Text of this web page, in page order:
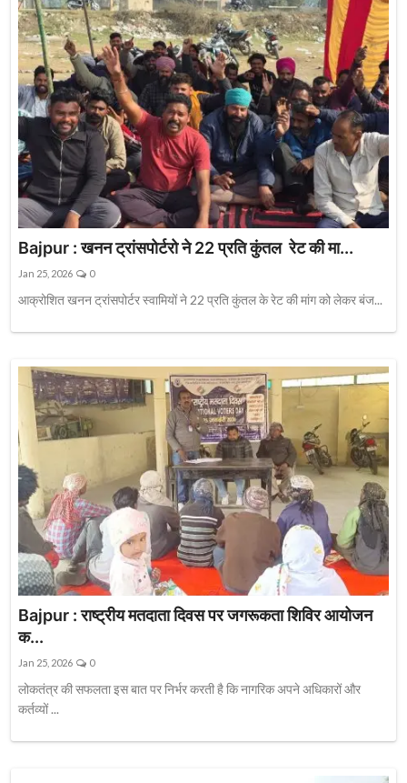
Bajpur : खनन ट्रांसपोर्टरो ने 22 प्रति कुंतल रेट की मा...
Jan 25, 2026 0
आक्रोशित खनन ट्रांसपोर्टर स्वामियों ने 22 प्रति कुंतल के रेट की मांग को लेकर बंज...
Bajpur : राष्ट्रीय मतदाता दिवस पर जगरूकता शिविर आयोजन
क...
Jan 25, 2026 0
लोकतंत्र की सफलता इस बात पर निर्भर करती है कि नागरिक अपने अधिकारों और
कर्तव्यों ...